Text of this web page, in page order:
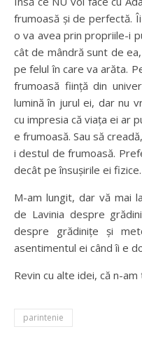
frumoasă și de perfectă.
o va avea prin propriile-i
cât de mândră sunt de
pe felul în care va arăta.
frumoasă ființă din
lumină în jurul ei, dar nu
cu impresia că viața ei ar
e frumoasă. Sau să
i destul de frumoasă.
decât pe însușirile ei fizice.
M-am lungit, dar vă mai
de Lavinia despre
despre grădinițe și
asentimentul ei când îi e
Revin cu alte idei, că n-
parintenie